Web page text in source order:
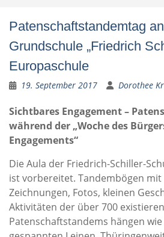
Patenschaftstandemtag
Grundschule „Friedrich
Europaschule
19. September 2017 Dorothee
Sichtbares Engagement –
während der „Woche des
Engagements“
Die Aula der Friedrich-Schiller-
ist vorbereitet. Tandembögen
Zeichnungen, Fotos, kleinen
Aktivitäten der über 700
Patenschaftstandems hängen